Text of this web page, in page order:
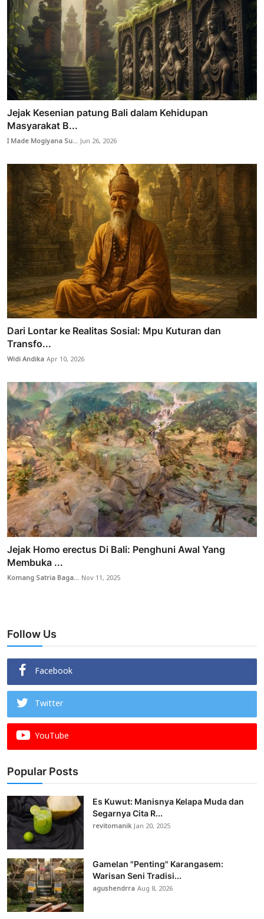
Jejak Kesenian patung Bali dalam Kehidupan
Masyarakat B...
I Made Mogiyana Su...Jun 26, 2026
Dari Lontar ke Realitas Sosial: Mpu Kuturan dan
Transfo...
Widi AndikaApr 10, 2026
Jejak Homo erectus Di Bali: Penghuni Awal Yang
Membuka ...
Komang Satria Baga... Nov 11, 2025
Follow Us
Facebook
Twitter
YouTube
Popular Posts
Es Kuwut: Manisnya Kelapa Muda dan
Segarnya Cita R...
revitomanikJan 20, 2025
Gamelan "Penting" Karangasem:
Warisan Seni Tradisi...
agushendrraAug 8, 2026